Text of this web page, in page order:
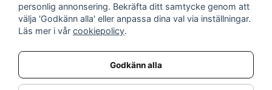
Textil & Mattor
Möbler
personlig annonsering. Bekräfta ditt samtycke genom att
välja 'Godkänn alla' eller anpassa dina val via inställningar.
Läs mer i vår cookiepolicy.
Godkänn alla